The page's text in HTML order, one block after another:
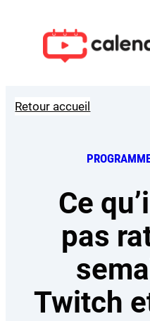
contenu
Retour accueil
Ce
pas
Twitch